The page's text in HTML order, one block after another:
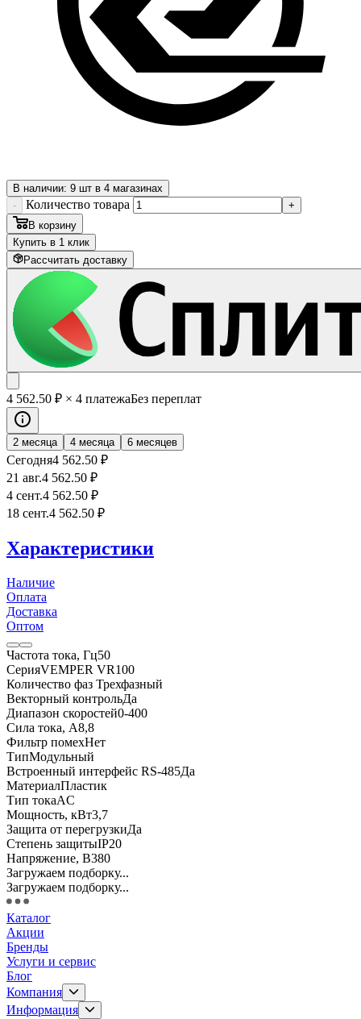
В наличии: 9 шт в 4 магазинах
-
Количество товара
+
В корзину
Купить в 1 клик
Рассчитать доставку
4 562.50 ₽ × 4 платежаБез переплат
2 месяца 4 месяца 6 месяцев
Сегодня4 562.50 ₽
21 авг.4 562.50 ₽
4 сент.4 562.50 ₽
18 сент.4 562.50 ₽
Характеристики
Наличие
Оплата
Доставка
Оптом
Частота тока, Гц50
СерияVEMPER VR100
Количество фаз Трехфазный
Векторный контрольДа
Диапазон скоростей0-400
Сила тока, А8,8
Фильтр помехНет
ТипМодульный
Встроенный интерфейс RS-485Да
МатериалПластик
Тип токаAC
Мощность, кВт3,7
Защита от перегрузкиДа
Степень защитыIP20
Напряжение, В380
Загружаем подборку...
Загружаем подборку...
Каталог
Акции
Бренды
Услуги и сервис
Блог
Компания
Информация